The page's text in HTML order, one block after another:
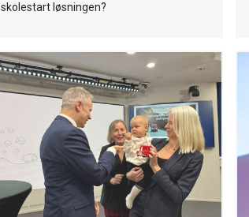
skolestart løsningen?